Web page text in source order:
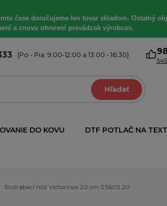
čase doručujeme len tovar skladom. Ostatný
a znovu otvorení prevádzok výrobcov.
(Po - Pia: 9:00-12:00 a 13:00 - 16:30)
Hľadať
DO KOVU DTF POTLAČ NA
Rozrábací nôz Victorinox 20 cm 5.5603.20